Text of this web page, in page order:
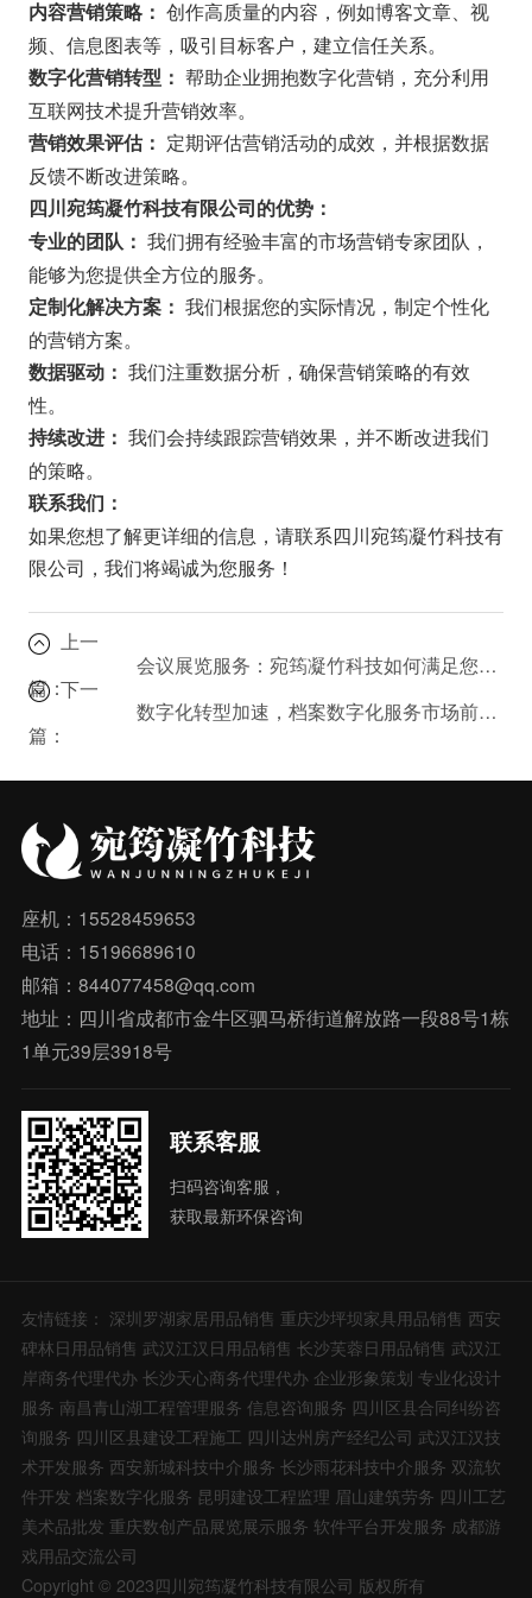
内容营销策略： 创作高质量的内容，例如博客文章、视
频、信息图表等，吸引目标客户，建立信任关系。
数字化营销转型： 帮助企业拥抱数字化营销，充分利用
互联网技术提升营销效率。
营销效果评估： 定期评估营销活动的成效，并根据数据
反馈不断改进策略。
四川宛筠凝竹科技有限公司的优势：
专业的团队： 我们拥有经验丰富的市场营销专家团队，
能够为您提供全方位的服务。
定制化解决方案： 我们根据您的实际情况，制定个性化
的营销方案。
数据驱动： 我们注重数据分析，确保营销策略的有效
性。
持续改进： 我们会持续跟踪营销效果，并不断改进我们
的策略。
联系我们：
如果您想了解更详细的信息，请联系四川宛筠凝竹科技有
限公司，我们将竭诚为您服务！
上一
篇：
会议展览服务：宛筠凝竹科技如何满足您的需求？
下一
篇：
数字化转型加速，档案数字化服务市场前景广阔
座机：15528459653
电话：15196689610
邮箱：844077458@qq.com
地址：四川省成都市金牛区驷马桥街道解放路一段88号1栋
1单元39层3918号
联系客服
扫码咨询客服，
获取最新环保咨询
友情链接： 深圳罗湖家居用品销售 重庆沙坪坝家具用品销售 西安
碑林日用品销售 武汉江汉日用品销售 长沙芙蓉日用品销售 武汉江
岸商务代理代办 长沙天心商务代理代办 企业形象策划 专业化设计
服务 南昌青山湖工程管理服务 信息咨询服务 四川区县合同纠纷咨
询服务 四川区县建设工程施工 四川达州房产经纪公司 武汉江汉技
术开发服务 西安新城科技中介服务 长沙雨花科技中介服务 双流软
件开发 档案数字化服务 昆明建设工程监理 眉山建筑劳务 四川工艺
美术品批发 重庆数创产品展览展示服务 软件平台开发服务 成都游
戏用品交流公司
Copyright © 2023四川宛筠凝竹科技有限公司 版权所有